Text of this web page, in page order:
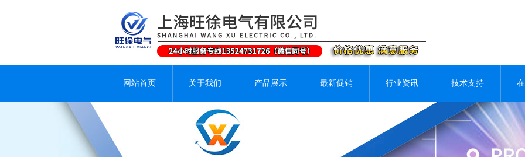
网站首页 关于我们 产品展示 最新促销 行业资讯 技术支持